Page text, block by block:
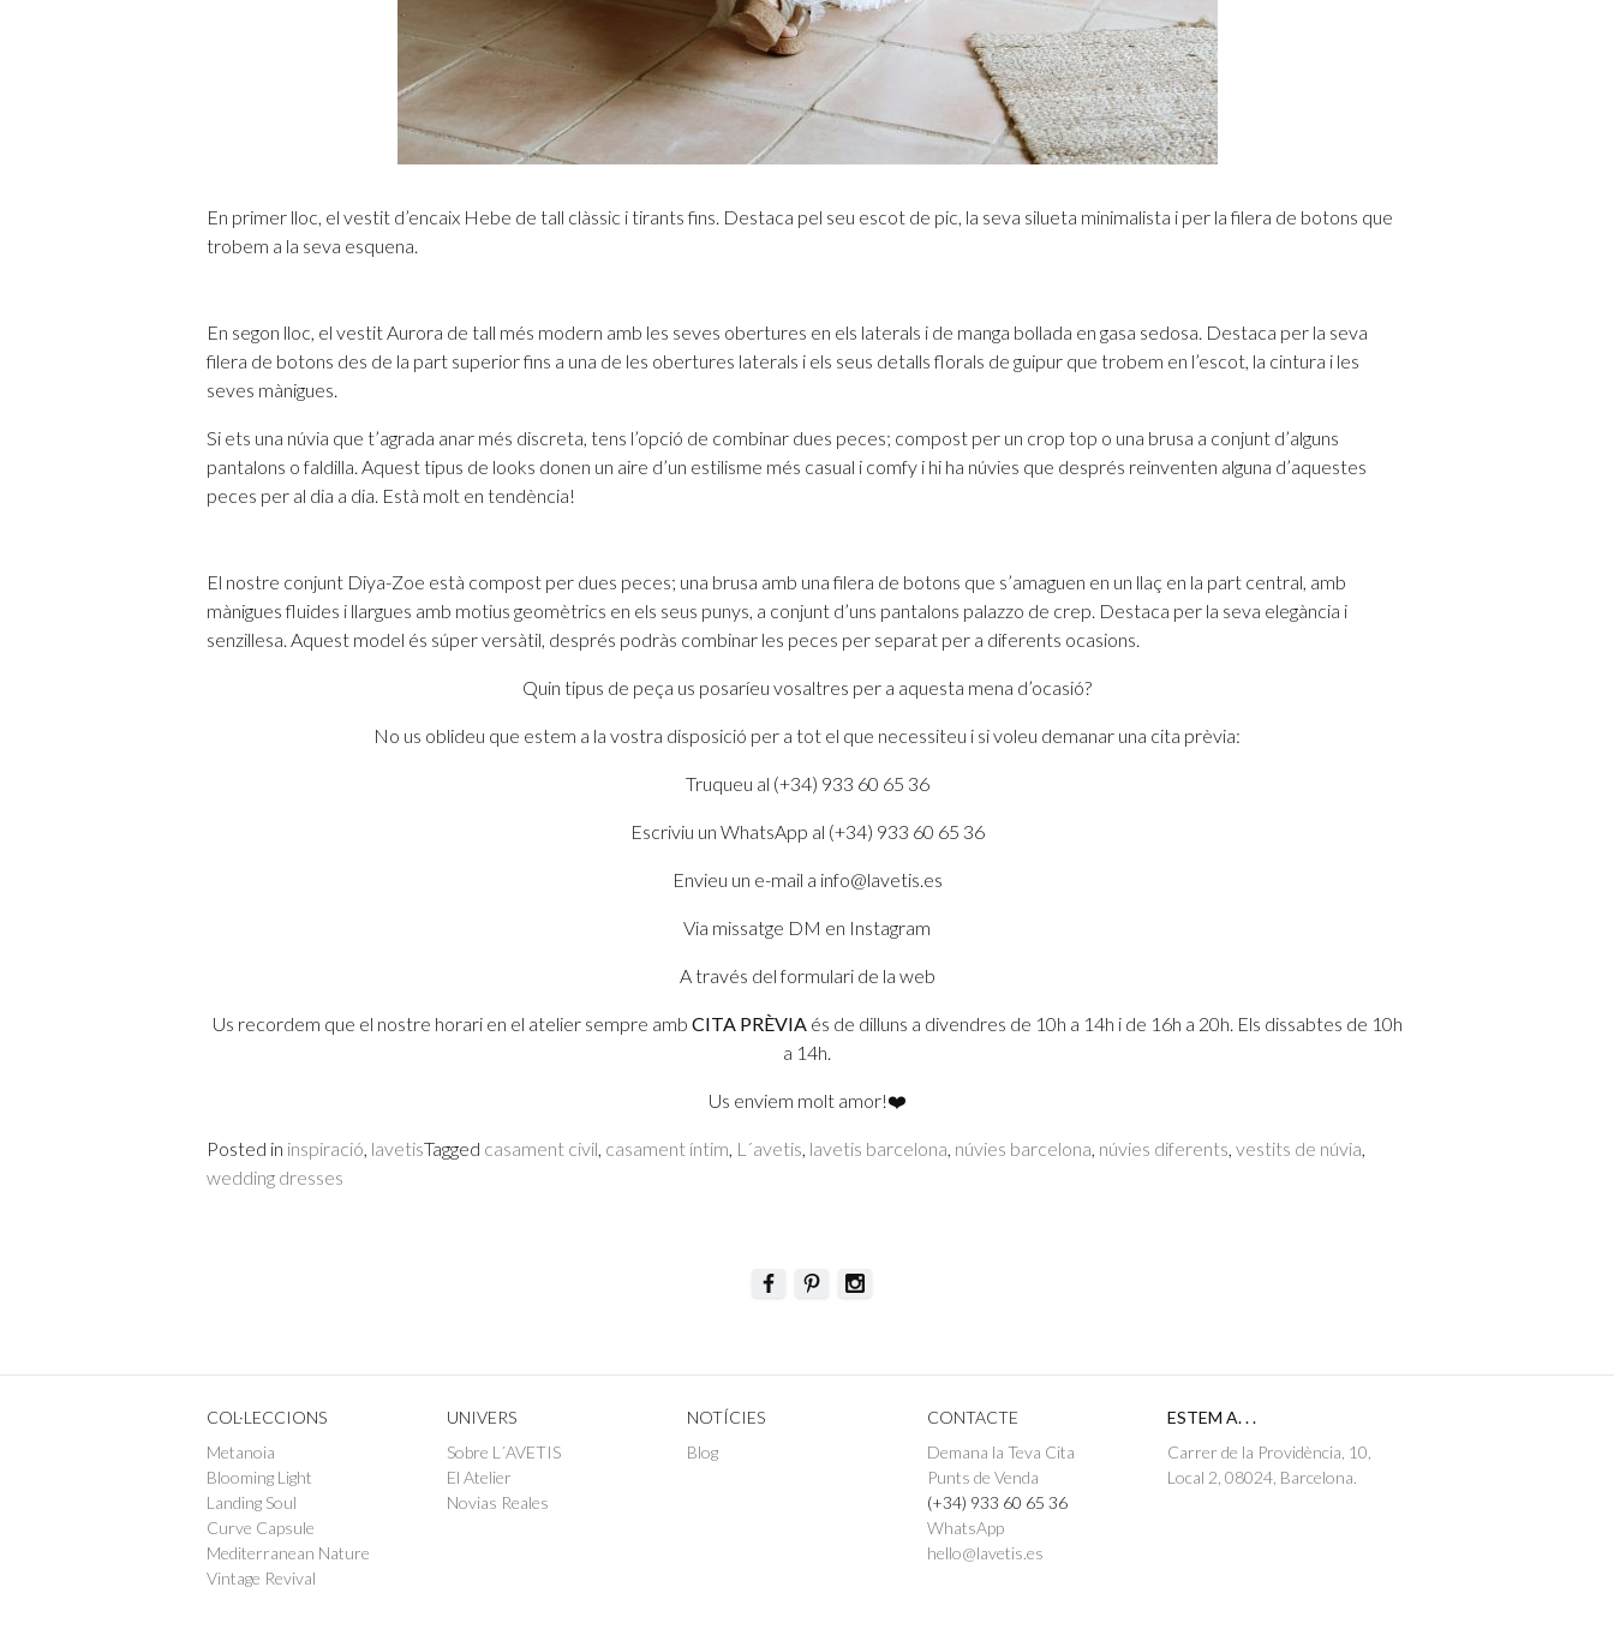
En primer lloc, el vestit d’encaix Hebe de tall clàssic i tirants fins. Destaca pel seu escot de pic, la seva silueta minimalista i per la filera de botons que
trobem a la seva esquena.
En segon lloc, el vestit Aurora de tall més modern amb les seves obertures en els laterals i de manga bollada en gasa sedosa. Destaca per la seva
filera de botons des de la part superior fins a una de les obertures laterals i els seus detalls florals de guipur que trobem en l’escot, la cintura i les
seves mànigues.
Si ets una núvia que t’agrada anar més discreta, tens l’opció de combinar dues peces; compost per un crop top o una brusa a conjunt d’alguns
pantalons o faldilla. Aquest tipus de looks donen un aire d’un estilisme més casual i comfy i hi ha núvies que després reinventen alguna d’aquestes
peces per al dia a dia. Està molt en tendència!
El nostre conjunt Diya-Zoe està compost per dues peces; una brusa amb una filera de botons que s’amaguen en un llaç en la part central, amb
mànigues fluides i llargues amb motius geomètrics en els seus punys, a conjunt d’uns pantalons palazzo de crep. Destaca per la seva elegància i
senzillesa. Aquest model és súper versàtil, després podràs combinar les peces per separat per a diferents ocasions.
Quin tipus de peça us posaríeu vosaltres per a aquesta mena d’ocasió?
No us oblideu que estem a la vostra disposició per a tot el que necessiteu i si voleu demanar una cita prèvia:
Truqueu al (+34) 933 60 65 36
Escriviu un WhatsApp al (+34) 933 60 65 36
Envieu un e-mail a info@lavetis.es
Via missatge DM en Instagram
A través del formulari de la web
Us recordem que el nostre horari en el atelier sempre amb CITA PRÈVIAés de dilluns a divendres de 10h a 14h i de 16h a 20h. Els dissabtes de 10h
a 14h.
Us enviem molt amor!❤️
Posted in inspiració, lavetisTagged casament civil, casament íntim, L´avetis, lavetis barcelona, núvies barcelona, núvies diferents, vestits de núvia,
wedding dresses
COL·LECCIONS
Metanoia
Blooming Light
Landing Soul
Curve Capsule
Mediterranean Nature
Vintage Revival
UNIVERS
Sobre L´AVETIS
El Atelier
Novias Reales
NOTÍCIES
Blog
CONTACTE
Demana la Teva Cita
Punts de Venda
(+34) 933 60 65 36
WhatsApp
hello@lavetis.es
ESTEM A. . .
Carrer de la Providència, 10,
Local 2, 08024, Barcelona.